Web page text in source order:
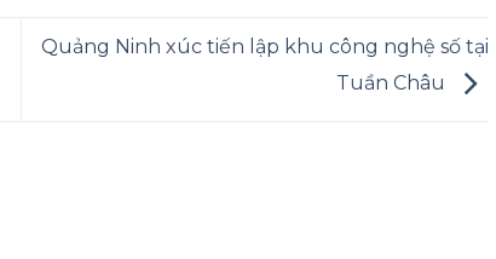
Quảng Ninh xúc tiến lập khu công nghệ số tại
Tuần Châu